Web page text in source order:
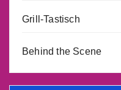
Grill-Tastisch
Behind the Scene